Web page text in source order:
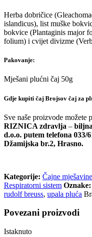
Herba dobričice
islandicus), list muške
bokvice (Plantaginis major
folium) i cvijet divizme
Pakovanje:
Mješani plućni čaj 50g
Gdje kupiti čaj Brojsov čaj za
Sve naše proizvode možete
RIZNICA zdravlja –
d.o.o. putem telefona 033/
Džamijska br.2, Hrasno.
Kategorije: Čajne mješavine
Respiratorni sistem Oznake:
rudolf breuss, upala pluća
Povezani proizvodi
Istaknuto